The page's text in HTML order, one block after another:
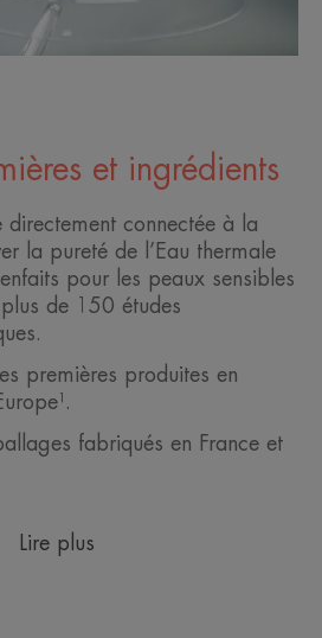
et ingrédients
directement connectée à la
la pureté de l’Eau thermale
pour les peaux sensibles
de 150 études
premières produites en
fabriqués en France et
Lire plus